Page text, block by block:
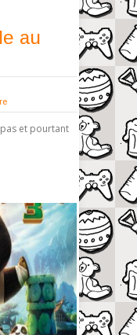
au
pas et pourtant